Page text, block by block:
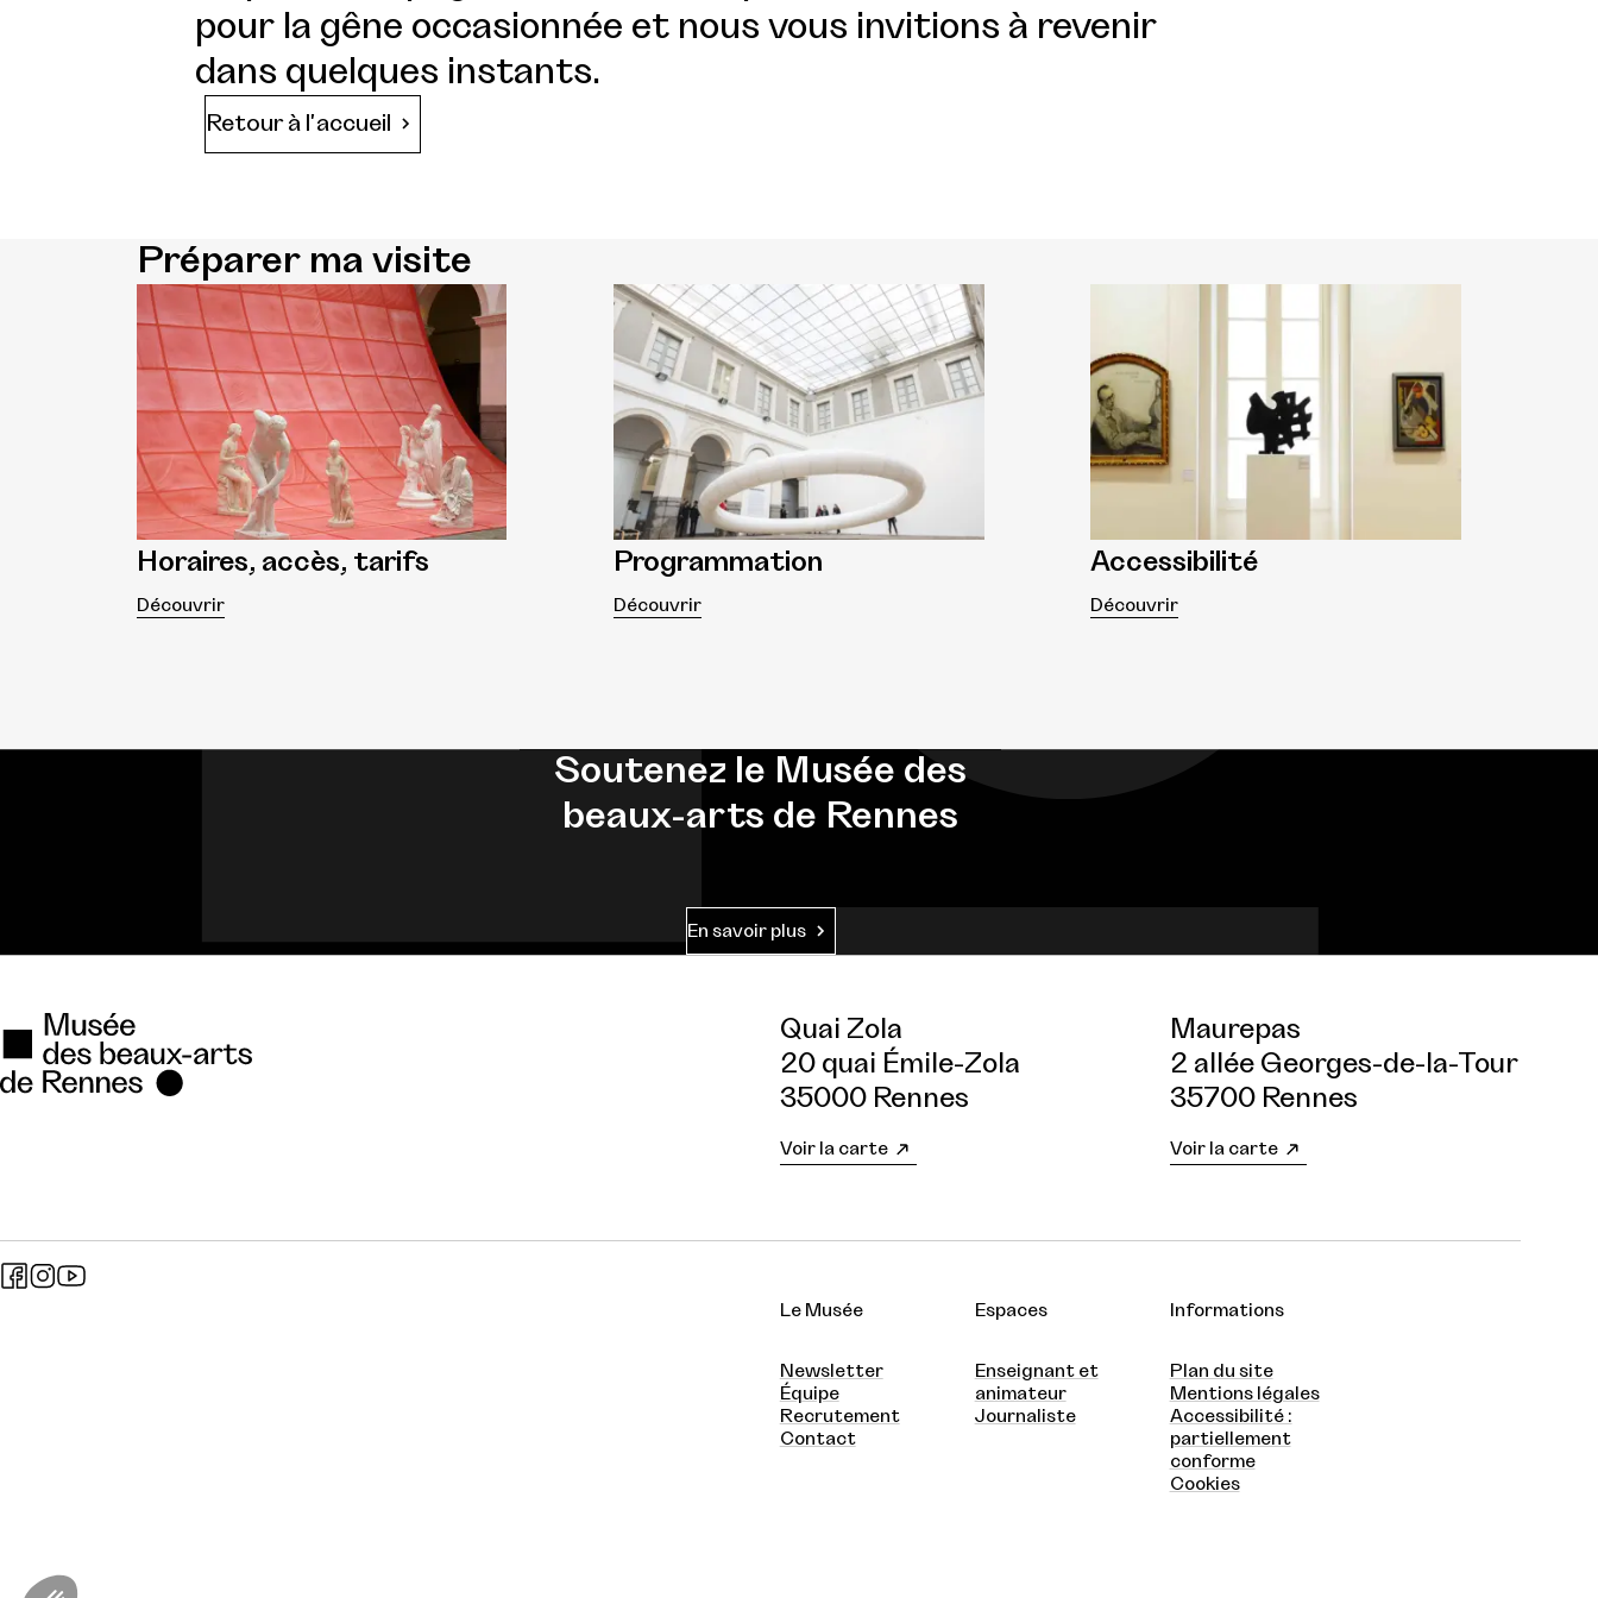
pour la gêne occasionnée et nous vous invitions à revenir
dans quelques instants.
Retour à l'accueil
Préparer ma visite
Horaires, accès, tarifs
Découvrir
Programmation
Découvrir
Accessibilité
Découvrir
Soutenez le Musée des
beaux-arts de Rennes
En savoir plus
Quai Zola
20 quai Émile-Zola
35000 Rennes
Voir la carte
Maurepas
2 allée Georges-de-la-Tour
35700 Rennes
Voir la carte
Le Musée
Newsletter
Équipe
Recrutement
Contact
Espaces
Enseignant et
animateur
Journaliste
Informations
Plan du site
Mentions légales
Accessibilité :
partiellement
conforme
Cookies